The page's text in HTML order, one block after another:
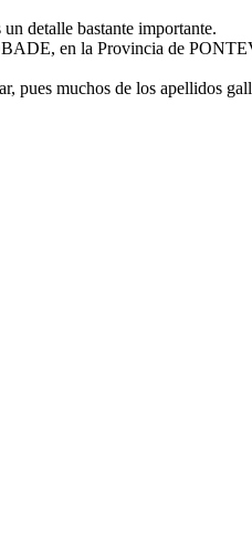
detalle bastante importante.
en la Provincia de
pues muchos de los apellidos